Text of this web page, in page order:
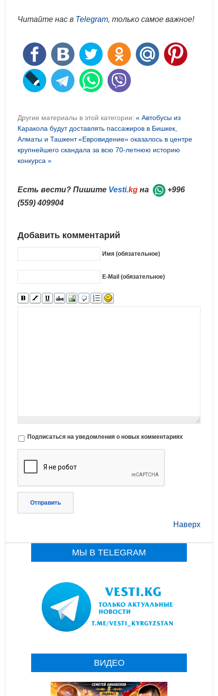
Читайте нас в Telegram, только самое важное!
Другие материалы в этой категории: « Автобусы из
Каракола будут доставлять пассажиров в Бишкек,
Алматы и Ташкент«Евровидение» оказалось в центре
крупнейшего скандала за всю 70-летнюю историю
конкурса »
Есть вести? Пишите Vesti.kg на
+996
(559) 409904
Добавить комментарий
Имя (обязательное)
E-Mail (обязательное)
Подписаться на уведомления о новых комментариях
Отправить
Наверх
МЫ В TELEGRAM
ВИДЕО